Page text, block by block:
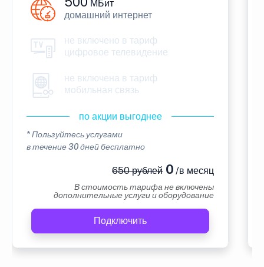
МБит
домашний интернет
не включено в тариф
цифровое телевидение
не включена в тариф
мобильная связь
по акции выгоднее
* Пользуйтесь услугами
в течение 30 дней бесплатно
650 рублей0 /в месяц
В стоимость тарифа не включены
дополнительные услуги и оборудование
Подключить